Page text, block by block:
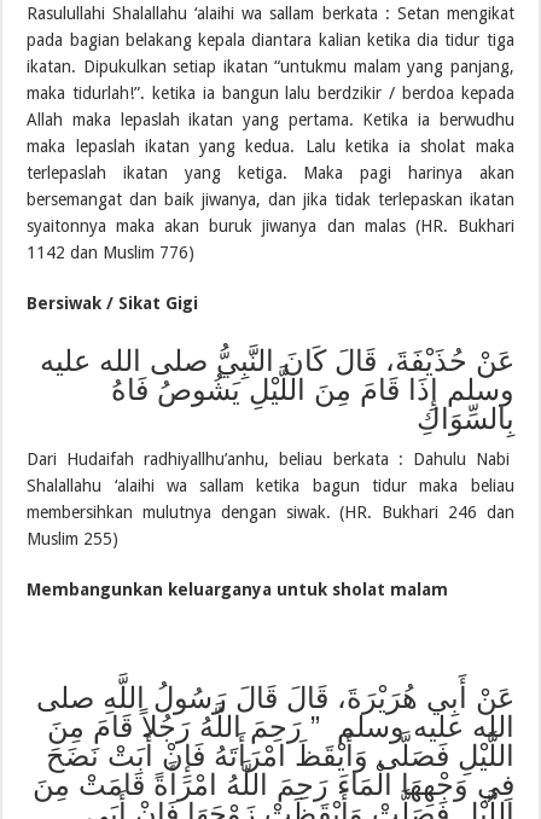
Rasulullahi Shalallahu ‘alaihi wa sallam berkata : Setan mengikat
pada bagian belakang kepala diantara kalian ketika dia tidur tiga
ikatan. Dipukulkan setiap ikatan “untukmu malam yang panjang,
maka tidurlah!”. ketika ia bangun lalu berdzikir / berdoa kepada
Allah maka lepaslah ikatan yang pertama. Ketika ia berwudhu
maka lepaslah ikatan yang kedua. Lalu ketika ia sholat maka
terlepaslah ikatan yang ketiga. Maka pagi harinya akan
bersemangat dan baik jiwanya, dan jika tidak terlepaskan ikatan
syaitonnya maka akan buruk jiwanya dan malas (HR. Bukhari
1142 dan Muslim 776)
Bersiwak / Sikat Gigi
عَنْ حُذَيْفَةَ، قَالَ كَانَ النَّبِيُّ صلى الله عليه
وسلم إِذَا قَامَ مِنَ اللَّيْلِ يَشُوصُ فَاهُ
بِالسِّوَاكِ
Dari Hudaifah radhiyallhu’anhu, beliau berkata : Dahulu Nabi
Shalallahu ‘alaihi wa sallam ketika bagun tidur maka beliau
membersihkan mulutnya dengan siwak. (HR. Bukhari 246 dan
Muslim 255)
Membangunkan keluarganya untuk sholat malam
عَنْ أَبِي هُرَيْرَةَ، قَالَ قَالَ رَسُولُ اللَّهِ صلى
الله عليه وسلم ” رَحِمَ اللَّهُ رَجُلاً قَامَ مِنَ
اللَّيْلِ فَصَلَّى وَأَيْقَظَ امْرَأَتَهُ فَإِنْ أَبَتْ نَضَحَ
فِي وَجْهِهَا الْمَاءَ رَحِمَ اللَّهُ امْرَأَةً قَامَتْ مِنَ